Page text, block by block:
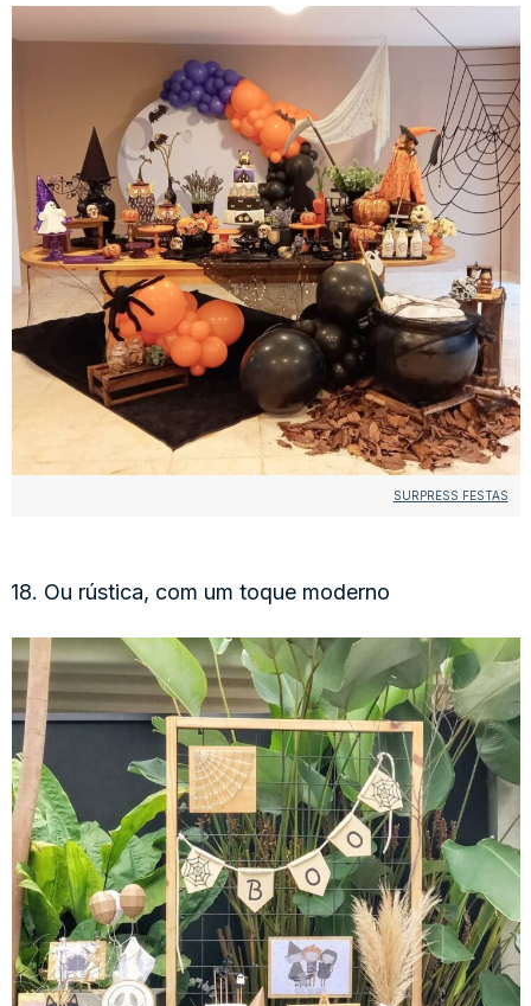
SURPRESS FESTAS
18. Ou rústica, com um toque moderno